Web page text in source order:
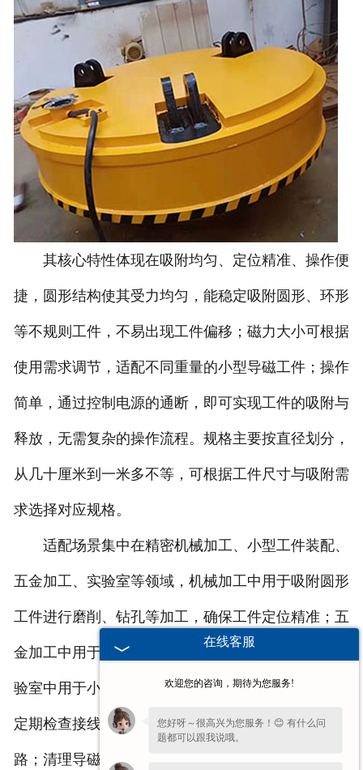
其核心特性体现在吸附均匀、定位精准、操作便
捷，圆形结构使其受力均匀，能稳定吸附圆形、环形
等不规则工件，不易出现工件偏移；磁力大小可根据
使用需求调节，适配不同重量的小型导磁工件；操作
简单，通过控制电源的通断，即可实现工件的吸附与
释放，无需复杂的操作流程。规格主要按直径划分，
从几十厘米到一米多不等，可根据工件尺寸与吸附需
求选择对应规格。
适配场景集中在精密机械加工、小型工件装配、
五金加工、实验室等领域，机械加工中用于吸附圆形
工件进行磨削、钻孔等加工，确保工件定位精准；五
金加工中用于固定小型五金配件，便于加工操作；实
验室中用于小型导磁样品的固定与搬运。日常使用需
定期检查接线盒的密封性，避免进水、进尘导致短
路；清理导磁面板表面的杂质，确保吸附紧密；存放
在线客服
欢迎您的咨询，期待为您服务!
您好呀～很高兴为您服务！😊 有什么问
题都可以跟我说哦。